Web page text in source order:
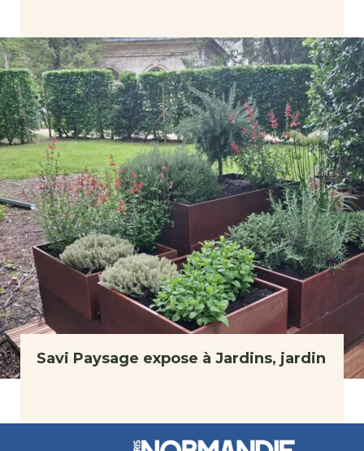
Savi Paysage expose à Jardins, jardin